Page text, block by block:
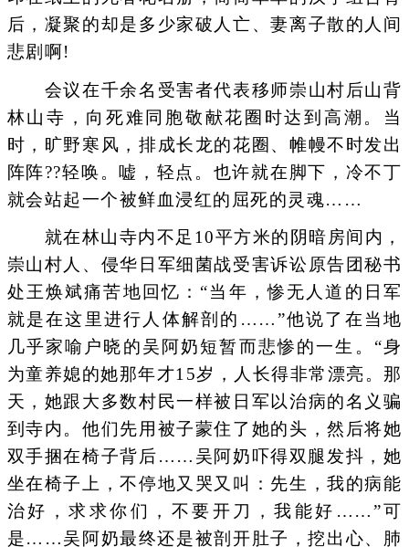
后，凝聚的却是多少家破人亡、妻离子散的人间
悲剧啊!
会议在千余名受害者代表移师崇山村后山背
林山寺，向死难同胞敬献花圈时达到高潮。当
时，旷野寒风，排成长龙的花圈、帷幔不时发出
阵阵??轻唤。嘘，轻点。也许就在脚下，冷不丁
就会站起一个被鲜血浸红的屈死的灵魂……
就在林山寺内不足10平方米的阴暗房间内，
崇山村人、侵华日军细菌战受害诉讼原告团秘书
处王焕斌痛苦地回忆：“当年，惨无人道的日军
就是在这里进行人体解剖的……”他说了在当地
几乎家喻户晓的吴阿奶短暂而悲惨的一生。“身
为童养媳的她那年才15岁，人长得非常漂亮。那
天，她跟大多数村民一样被日军以治病的名义骗
到寺内。他们先用被子蒙住了她的头，然后将她
双手捆在椅子背后……吴阿奶吓得双腿发抖，她
坐在椅子上，不停地又哭又叫：先生，我的病能
治好，求求你们，不要开刀，我能好……”可
是……吴阿奶最终还是被剖开肚子，挖出心、肺